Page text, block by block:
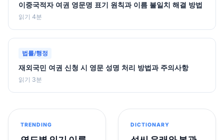
이중국적자 여권 영문명 표기 원칙과 이름 불일치 해결 방법
읽기 4분
법률/행정
재외국민 여권 신청 시 영문 성명 처리 방법과 주의사항
읽기 3분
TRENDING DICTIONARY